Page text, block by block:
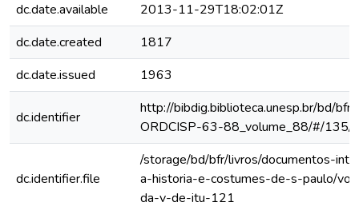
dc.date.available
2013-11-29T18:02:01Z
dc.date.created
1817
dc.date.issued
1963
dc.identifier
http://bibdig.biblioteca.unesp.br/bd/
ORDCISP-63-88_volume_88/#/135/
dc.identifier.file
/storage/bd/bfr/livros/documentos-
a-historia-e-costumes-de-s-paulo/
da-v-de-itu-121